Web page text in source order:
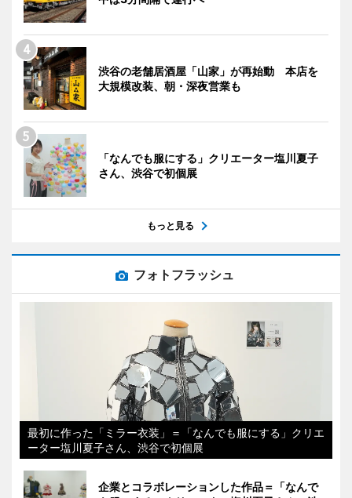
渋谷の老舗居酒屋「山家」が再始動 本店を
大規模改装、朝・深夜営業も
「なんでも服にする」クリエーター塩川夏子
さん、渋谷で初個展
もっと見る
フォトフラッシュ
最初に作った「ミラー衣装」＝「なんでも服にする」クリエ
ーター塩川夏子さん、渋谷で初個展
企業とコラボレーションした作品＝「なんで